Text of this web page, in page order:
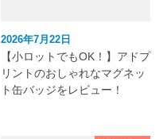
2026年7月22日
【小ロットでもOK！】アドプ
リントのおしゃれなマグネッ
ト缶バッジをレビュー！